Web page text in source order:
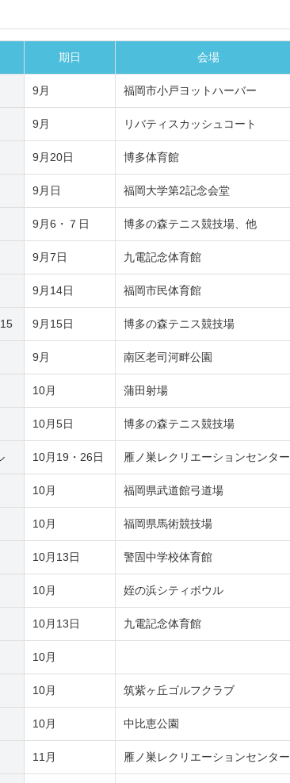
期日 会場
9月 福岡市小戸ヨットハーバー
9月 リバティスカッシュコート
9月20日 博多体育館
9月日 福岡大学第2記念会堂
9月6・７日 博多の森テニス競技場、他
9月7日 九電記念体育館
9月14日 福岡市民体育館
9月15日 博多の森テニス競技場
9月 南区老司河畔公園
10月 蒲田射場
10月5日 博多の森テニス競技場
10月19・26日 雁ノ巣レクリエーションセンター
10月 福岡県武道館弓道場
10月 福岡県馬術競技場
10月13日 警固中学校体育館
10月 姪の浜シティボウル
10月13日 九電記念体育館
10月
10月 筑紫ヶ丘ゴルフクラブ
10月 中比恵公園
11月 雁ノ巣レクリエーションセンター